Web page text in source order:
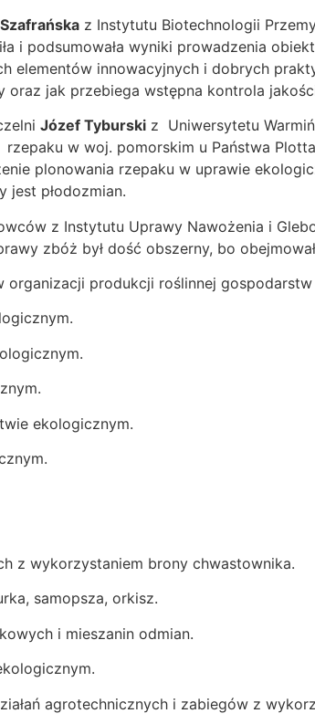
z Instytutu Biotechnologii
i podsumowała wyniki prowadzenia
elementów innowacyjnych i dobrych
oraz jak przebiega wstępna kontrola
Józef Tyburski z Uniwersytetu
w woj. pomorskim u Państwa
plonowania rzepaku w uprawie
jest płodozmian.
z Instytutu Uprawy Nawożenia i
zbóż był dość obszerny, bo
organizacji produkcji roślinnej
ekologicznym.
z wykorzystaniem brony chwastownika.
samopsza, orkisz.
i mieszanin odmian.
agrotechnicznych i zabiegów z